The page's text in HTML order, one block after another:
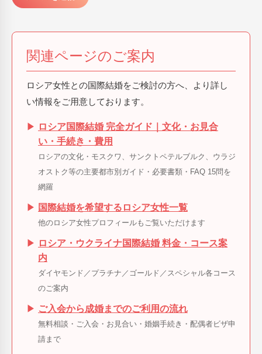
関連ページのご案内
ロシア女性との国際結婚をご検討の方へ、より詳し
い情報をご用意しております。
▶ ロシア国際結婚 完全ガイド｜文化・お見合
い・手続き・費用
ロシアの文化・モスクワ、サンクトペテルブルク、ウラジ
オストク等の主要都市別ガイド・必要書類・FAQ 15問を
網羅
▶ 国際結婚を希望するロシア女性一覧
他のロシア女性プロフィールもご覧いただけます
▶ ロシア・ウクライナ国際結婚 料金・コース案
内
ダイヤモンド／プラチナ／ゴールド／スペシャル各コース
のご案内
▶ ご入会から成婚までのご利用の流れ
無料相談・ご入会・お見合い・婚姻手続き・配偶者ビザ申
請まで